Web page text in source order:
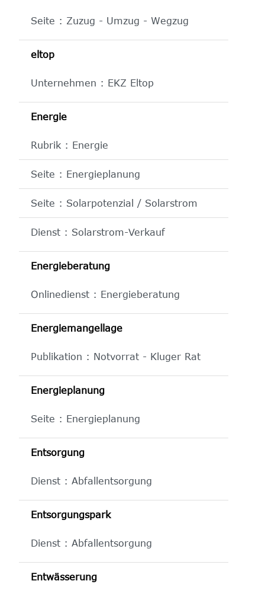
Seite : Zuzug - Umzug - Wegzug
eltop
Unternehmen : EKZ Eltop
Energie
Rubrik : Energie
Seite : Energieplanung
Seite : Solarpotenzial / Solarstrom
Dienst : Solarstrom-Verkauf
Energieberatung
Onlinedienst : Energieberatung
Energiemangellage
Publikation : Notvorrat - Kluger Rat
Energieplanung
Seite : Energieplanung
Entsorgung
Dienst : Abfallentsorgung
Entsorgungspark
Dienst : Abfallentsorgung
Entwässerung